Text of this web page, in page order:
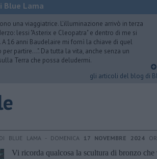
Blue Lama
una viaggiatrice. L'illuminazione arrivò in terza
lessi "Asterix e Cleopatra" e dentro di me si
16 anni Baudelaire mi fornì la chiave di quel
partire...". Da tutta la vita, anche senza un
Terra che possa deludermi.
gli articoli del blog di
DI BLUE LAMA - DOMENICA 17 NOVEMBRE 2024
Vi ricorda qualcosa la scultura di bronzo che